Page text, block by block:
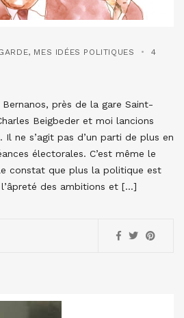
, MES IDÉES POLITIQUES
4
Bernanos, près de la gare Saint-
Beigbeder et moi lancions
Il ne s’agit pas d’un parti de plus en
électorales. C’est même le
constat que plus la politique est
des ambitions et […]